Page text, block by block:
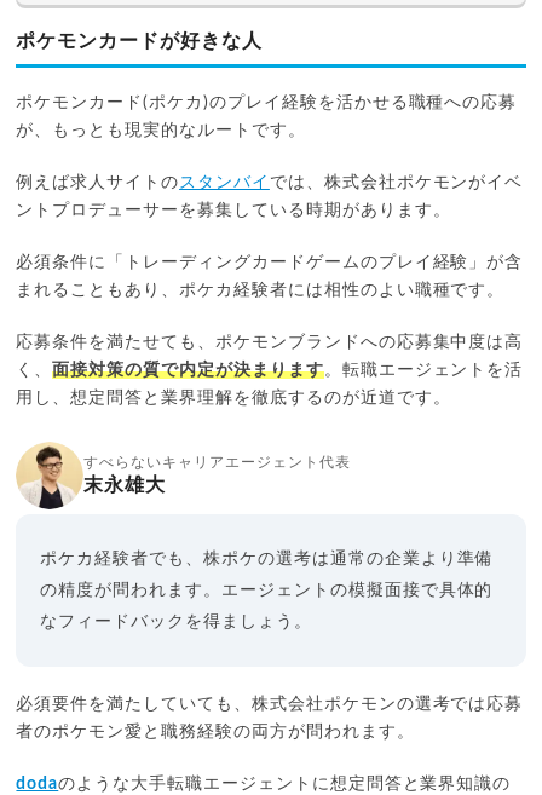
ポケモンカードが好きな人
ポケモンカード(ポケカ)のプレイ経験を活かせる職種への応募
が、もっとも現実的なルートです。
例えば求人サイトのスタンバイ では、株式会社ポケモンがイベ
ントプロデューサーを募集している時期があります。
必須条件に「トレーディングカードゲームのプレイ経験」が含
まれることもあり、ポケカ経験者には相性のよい職種です。
応募条件を満たせても、ポケモンブランドへの応募集中度は高
く、面接対策の質で内定が決まります。転職エージェントを活
用し、想定問答と業界理解を徹底するのが近道です。
すべらないキャリアエージェント代表
末永雄大
ポケカ経験者でも、株ポケの選考は通常の企業より準備
の精度が問われます。エージェントの模擬面接で具体的
なフィードバックを得ましょう。
必須要件を満たしていても、株式会社ポケモンの選考では応募
者のポケモン愛と職務経験の両方が問われます。
dodaのような大手転職エージェントに想定問答と業界知識の